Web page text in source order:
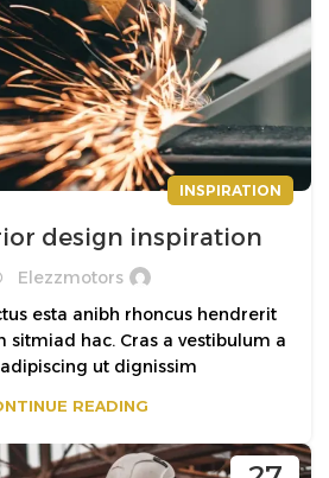
INSPIRATION
design inspiration
Elezzmotors
esta anibh rhoncus hendrerit
hac. Cras a vestibulum a
ut dignissim ...
READING